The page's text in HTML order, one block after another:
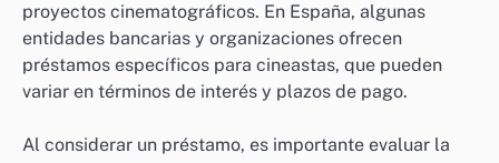
proyectos cinematográficos. En España, algunas
entidades bancarias y organizaciones ofrecen
préstamos específicos para cineastas, que pueden
variar en términos de interés y plazos de pago.
Al considerar un préstamo, es importante evaluar la